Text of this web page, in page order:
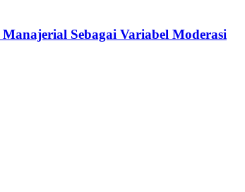
Sebagai Variabel Moderasi